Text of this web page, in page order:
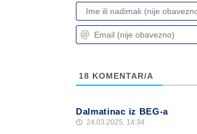
18 KOMENTAR/A
Dalmatinac iz BEG-a
24.03.2025. 14:34